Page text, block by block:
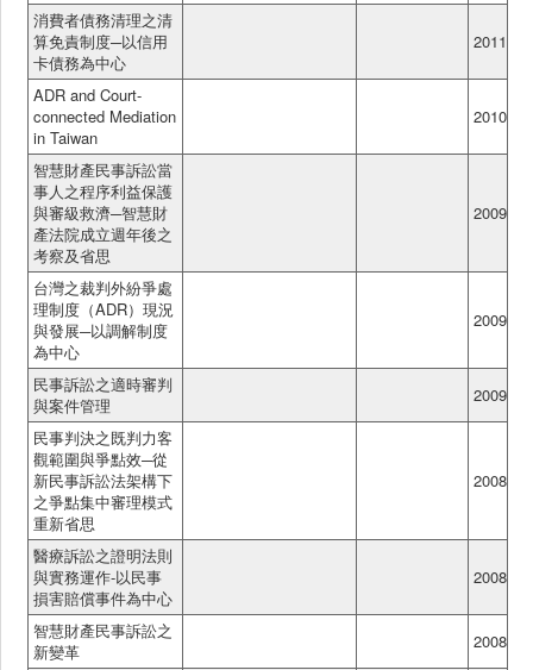
消費者債務清理之清
算免責制度─以信用
卡債務為中心
2011
ADR and Court-
connected Mediation
in Taiwan
2010
智慧財產民事訴訟當
事人之程序利益保護
與審級救濟─智慧財
產法院成立週年後之
考察及省思
2009
台灣之裁判外紛爭處
理制度（ADR）現況
與發展─以調解制度
為中心
2009
民事訴訟之適時審判
與案件管理
2009
民事判決之既判力客
觀範圍與爭點效─從
新民事訴訟法架構下
之爭點集中審理模式
重新省思
2008
醫療訴訟之證明法則
與實務運作-以民事
損害賠償事件為中心
2008
智慧財產民事訴訟之
新變革
2008